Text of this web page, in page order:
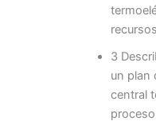
3
un plan
central